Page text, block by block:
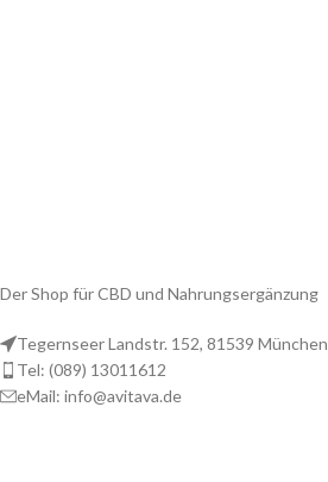
Der Shop für CBD und Nahrungsergänzung
Tegernseer Landstr. 152, 81539 München
Tel: (089) 13011612
eMail: info@avitava.de